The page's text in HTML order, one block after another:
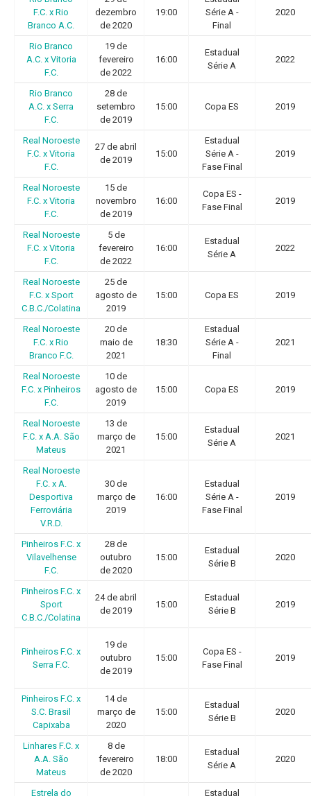
F.C. x Rio
Branco A.C.
dezembro
de 2020
19:00
Série A -
Final
2020
Rio Branco
A.C. x Vitoria
F.C.
19 de
fevereiro
de 2022
16:00
Estadual
Série A
2022
Rio Branco
A.C. x Serra
F.C.
28 de
setembro
de 2019
15:00 Copa ES 2019
Real Noroeste
F.C. x Vitoria
F.C.
27 de abril
de 2019
15:00
Estadual
Série A -
Fase Final
2019
Real Noroeste
F.C. x Vitoria
F.C.
15 de
novembro
de 2019
16:00
Copa ES -
Fase Final
2019
Real Noroeste
F.C. x Vitoria
F.C.
5 de
fevereiro
de 2022
16:00
Estadual
Série A
2022
Real Noroeste
F.C. x Sport
C.B.C./Colatina
25 de
agosto de
2019
15:00 Copa ES 2019
Real Noroeste
F.C. x Rio
Branco F.C.
20 de
maio de
2021
18:30
Estadual
Série A -
Final
2021
Real Noroeste
F.C. x Pinheiros
F.C.
10 de
agosto de
2019
15:00 Copa ES 2019
Real Noroeste
F.C. x A.A. São
Mateus
13 de
março de
2021
15:00
Estadual
Série A
2021
Real Noroeste
F.C. x A.
Desportiva
Ferroviária
V.R.D.
30 de
março de
2019
16:00
Estadual
Série A -
Fase Final
2019
Pinheiros F.C. x
Vilavelhense
F.C.
28 de
outubro
de 2020
15:00
Estadual
Série B
2020
Pinheiros F.C. x
Sport
C.B.C./Colatina
24 de abril
de 2019
15:00
Estadual
Série B
2019
Pinheiros F.C. x
Serra F.C.
19 de
outubro
de 2019
15:00
Copa ES -
Fase Final
2019
Pinheiros F.C. x
S.C. Brasil
Capixaba
14 de
março de
2020
15:00
Estadual
Série B
2020
Linhares F.C. x
A.A. São
Mateus
8 de
fevereiro
de 2020
18:00
Estadual
Série A
2020
Estrela do Estadual